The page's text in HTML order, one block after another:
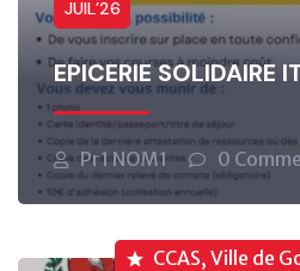
JUIL’26
EPICERIE SOLIDAIRE
Pr1 NOM1 0
CCAS, Ville de